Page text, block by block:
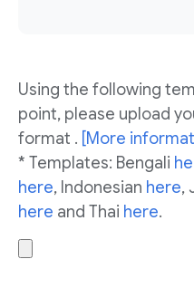
Using the following
point, please upload
format . [More
* Templates: Bengali
here, Indonesian here,
here and Thai here.